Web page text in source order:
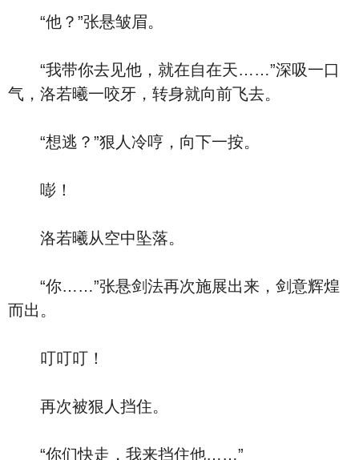
“他？”张悬皱眉。
“我带你去见他，就在自在天……”深吸一口
气，洛若曦一咬牙，转身就向前飞去。
“想逃？”狠人冷哼，向下一按。
嘭！
洛若曦从空中坠落。
“你……”张悬剑法再次施展出来，剑意辉煌
而出。
叮叮叮！
再次被狠人挡住。
“你们快走，我来挡住他……”